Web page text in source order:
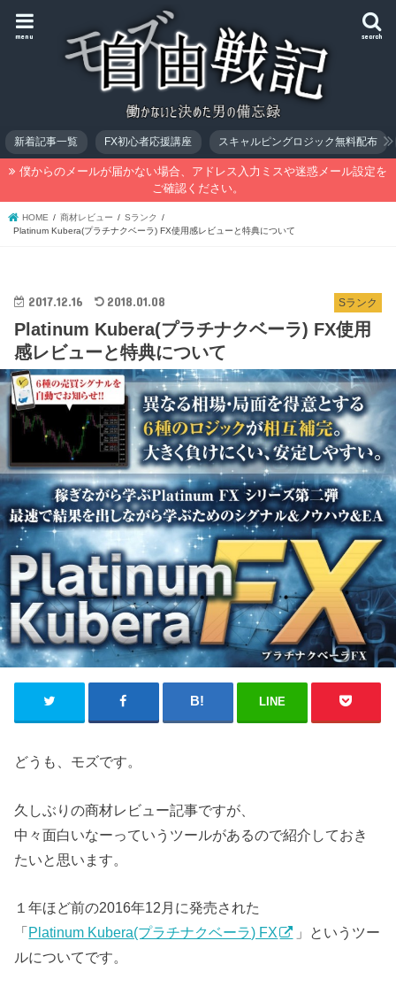
search
menu
新着記事一覧 FX初心者応援講座 スキャルピングロジック無料配布
僕からのメールが届かない場合、アドレス入力ミスや迷惑メール設定を
ご確認ください。
HOME 商材レビュー
Sランク
Platinum Kubera(プラチナクベーラ) FX使用感レビューと特典について
Sランク
2017.12.16 2018.01.08
Platinum Kubera(プラチナクベーラ) FX使用
感レビューと特典について
LINE
どうも、モズです。
久しぶりの商材レビュー記事ですが、
中々面白いなーっていうツールがあるので紹介しておき
たいと思います。
１年ほど前の2016年12月に発売された
「Platinum Kubera(プラチナクベーラ) FX
」というツー
ルについてです。